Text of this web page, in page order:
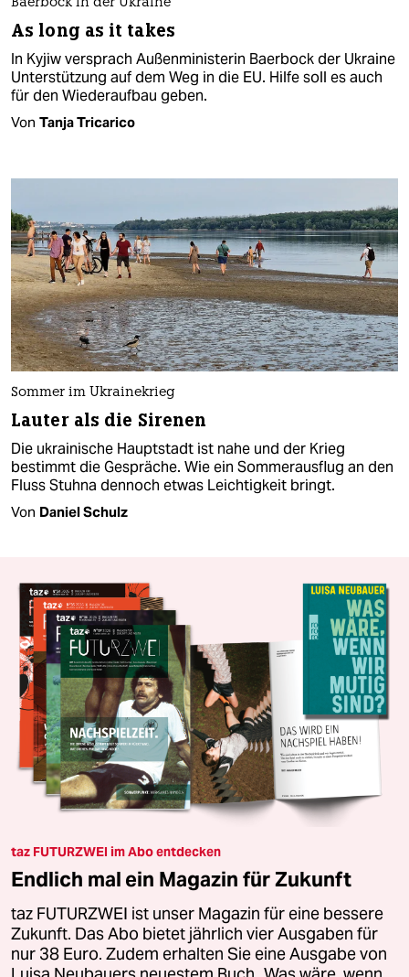
Baerbock in der Ukraine
As long as it takes
In Kyjiw versprach Außenministerin Baer­bock der Ukraine
Unterstützung auf dem Weg in die EU. Hilfe soll es auch
für den Wiederaufbau geben.
Von Tanja Tricarico
Sommer im Ukrainekrieg
Lauter als die Sirenen
Die ukrainische Hauptstadt ist nahe und der Krieg
bestimmt die Gespräche. Wie ein Sommerausflug an den
Fluss Stuhna dennoch etwas Leichtigkeit bringt.
Von Daniel Schulz
taz FUTURZWEI im Abo entdecken
Endlich mal ein Magazin für Zukunft
taz FUTURZWEI ist unser Magazin für eine bessere
Zukunft. Das Abo bietet jährlich vier Ausgaben für
nur 38 Euro. Zudem erhalten Sie eine Ausgabe von